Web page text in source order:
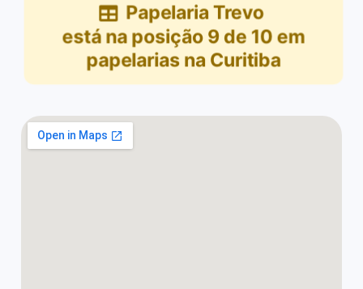
Papelaria Trevo
está na posição 9 de 10 em
papelarias na Curitiba